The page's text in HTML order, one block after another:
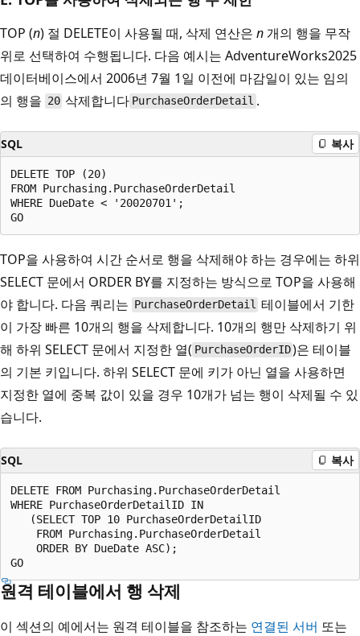
TOP (n) 절 DELETE이 사용될 때, 삭제 연산은 n 개의 행을 무작
위로 선택하여 수행됩니다. 다음 예시는 AdventureWorks2025
데이터베이스에서 2006년 7월 1일 이전에 마감일이 있는 임의
의 행을 20 삭제합니다 PurchaseOrderDetail .
SQL 복사
DELETE TOP (20)
FROM Purchasing.PurchaseOrderDetail
WHERE DueDate < '20020701';
TOP을 사용하여 시간 순서로 행을 삭제해야 하는 경우에는 하위
SELECT 문에서 ORDER BY를 지정하는 방식으로 TOP을 사용해
야 합니다. 다음 쿼리는 PurchaseOrderDetail 테이블에서 기한
이 가장 빠른 10개의 행을 삭제합니다. 10개의 행만 삭제하기 위
해 하위 SELECT 문에서 지정한 열( PurchaseOrderID)은 테이블
의 기본 키입니다. 하위 SELECT 문에 키가 아닌 열을 사용하면
지정한 열에 중복 값이 있을 경우 10개가 넘는 행이 삭제될 수 있
습니다.
SQL 복사
DELETE FROM Purchasing.PurchaseOrderDetail
WHERE PurchaseOrderDetailID IN
   (SELECT TOP 10 PurchaseOrderDetailID
    FROM Purchasing.PurchaseOrderDetail
    ORDER BY DueDate ASC);
원격 테이블에서 행 삭제
이 섹션의 예에서는 원격 테이블을 참조하는 연결된 서버 또는